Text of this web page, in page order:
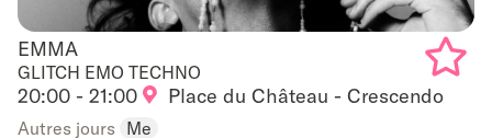
EMMA
EMMA
GLITCH EMO TECHNO
20:00 - 21:00 Place du Château - Crescendo
Autres jours Me
Add